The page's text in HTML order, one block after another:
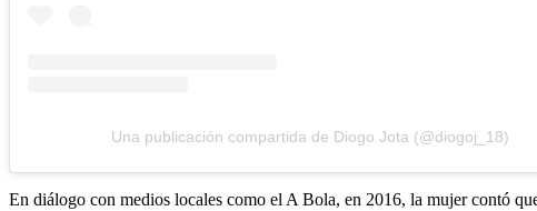
Una publicación compartida de Diogo Jota (@diogoj_18)
En diálogo con medios locales como el A Bola, en 2016, la mujer contó